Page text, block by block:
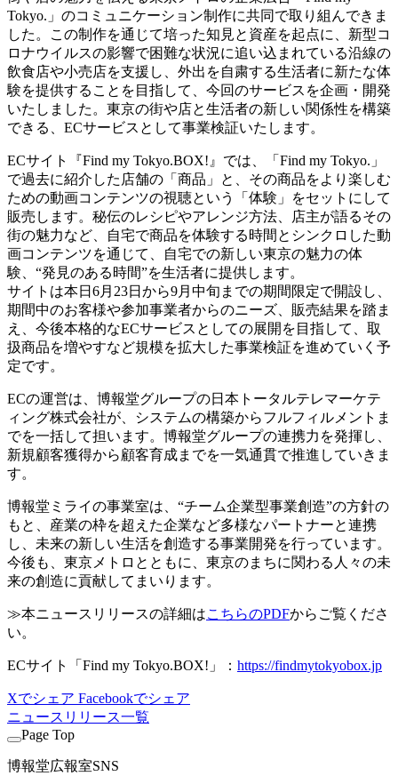
Tokyo.」のコミュニケーション制作に共同で取り組んできま
した。この制作を通じて培った知見と資産を起点に、新型コ
ロナウイルスの影響で困難な状況に追い込まれている沿線の
飲食店や小売店を支援し、外出を自粛する生活者に新たな体
験を提供することを目指して、今回のサービスを企画・開発
いたしました。東京の街や店と生活者の新しい関係性を構築
できる、ECサービスとして事業検証いたします。
ECサイト『Find my Tokyo.BOX!』では、「Find my Tokyo.」
で過去に紹介した店舗の「商品」と、その商品をより楽しむ
ための動画コンテンツの視聴という「体験」をセットにして
販売します。秘伝のレシピやアレンジ方法、店主が語るその
街の魅力など、自宅で商品を体験する時間とシンクロした動
画コンテンツを通じて、自宅での新しい東京の魅力の体
験、“発見のある時間”を生活者に提供します。
サイトは本日6月23日から9月中旬までの期間限定で開設し、
期間中のお客様や参加事業者からのニーズ、販売結果を踏ま
え、今後本格的なECサービスとしての展開を目指して、取
扱商品を増やすなど規模を拡大した事業検証を進めていく予
定です。
ECの運営は、博報堂グループの日本トータルテレマーケテ
ィング株式会社が、システムの構築からフルフィルメントま
でを一括して担います。博報堂グループの連携力を発揮し、
新規顧客獲得から顧客育成までを一気通貫で推進していきま
す。
博報堂ミライの事業室は、“チーム企業型事業創造”の方針の
もと、産業の枠を超えた企業など多様なパートナーと連携
し、未来の新しい生活を創造する事業開発を行っています。
今後も、東京メトロとともに、東京のまちに関わる人々の未
来の創造に貢献してまいります。
≫本ニュースリリースの詳細はこちらのPDFからご覧くださ
い。
ECサイト「Find my Tokyo.BOX!」： https://findmytokyobox.jp
Xでシェア Facebookでシェア
ニュースリリース一覧
Page Top
博報堂広報室SNS